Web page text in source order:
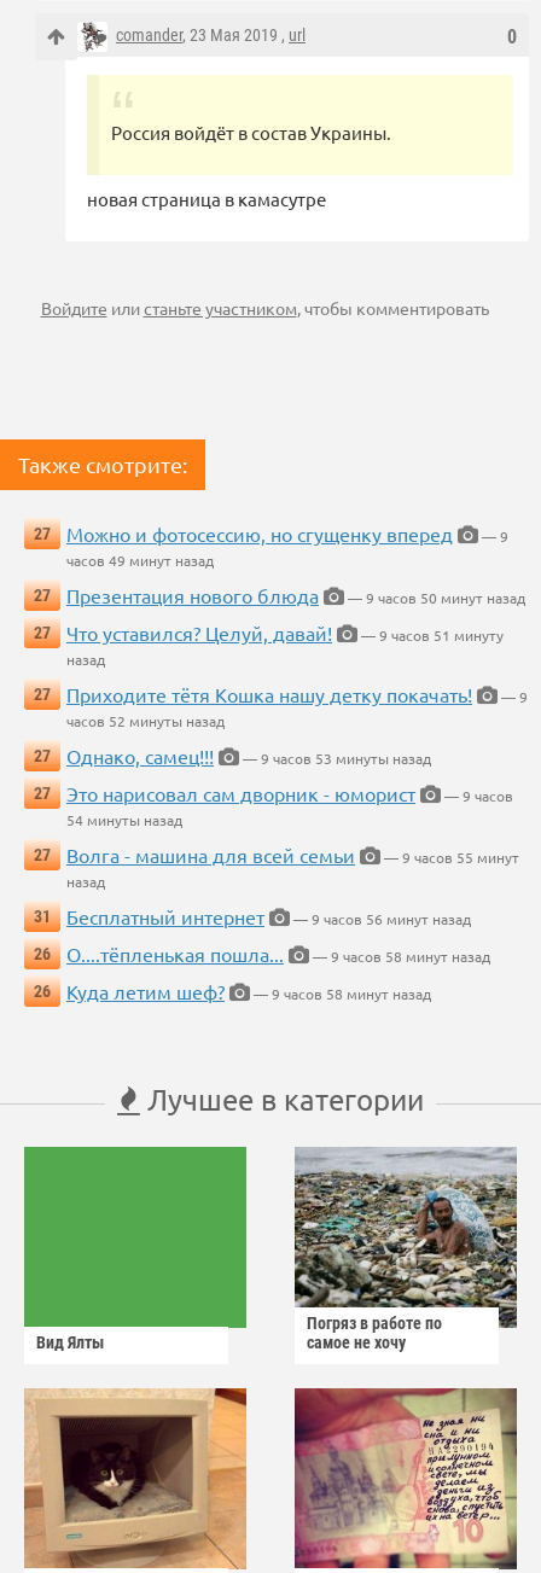
0
comander, 23 Мая 2019 , url
Россия войдёт в состав Украины.
новая страница в камасутре
Войдите илистаньте участником, чтобы комментировать
Также смотрите:
27 Можно и фотосессию, но сгущенку вперед
— 9
часов 49 минут назад
27
Презентация нового блюда
— 9 часов 50 минут назад
27
Что уставился? Целуй, давай!
— 9 часов 51 минуту
назад
27
Приходите тётя Кошка нашу детку покачать!
— 9
часов 52 минуты назад
27
Однако, самец!!!
— 9 часов 53 минуты назад
27
Это нарисовал сам дворник - юморист
— 9 часов
54 минуты назад
27
Волга - машина для всей семьи
— 9 часов 55 минут
назад
31
Бесплатный интернет
— 9 часов 56 минут назад
26
О....тёпленькая пошла...
— 9 часов 58 минут назад
26
Куда летим шеф? — 9 часов 58 минут назад
Лучшее в категории
Вид Ялты
Погряз в работе по
самое не хочу